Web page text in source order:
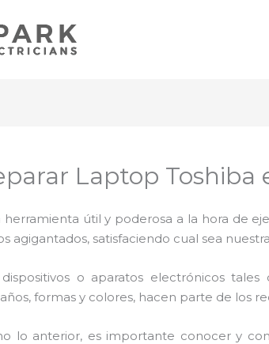
Laptop Toshiba
herramienta útil y poderosa a la hora de
agigantados, satisfaciendo cual sea
dispositivos o aparatos electrónicos
formas y colores, hacen parte de los
lo anterior, es importante conocer y